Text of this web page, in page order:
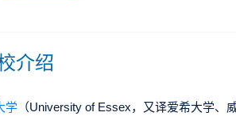
介绍
学 （University of Essex，又译爱希大学、